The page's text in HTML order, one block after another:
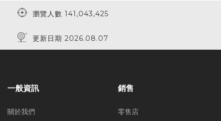
瀏覽人數 141,043,425
更新日期 2026.08.07
一般資訊
關於我們
銷售
零售店